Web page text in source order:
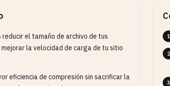
reducir el tamaño de archivo de tus
la velocidad de carga de tu sitio
eficiencia de compresión sin sacrificar la
1
2
3